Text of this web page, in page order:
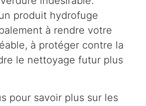
produit hydrofuge
à rendre votre
à protéger contre la
le nettoyage futur plus
pour savoir plus sur les